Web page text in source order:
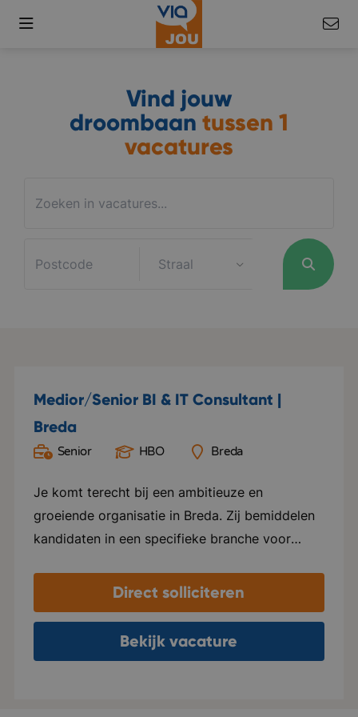
Vind jouw
droombaan tussen 1
vacatures
Medior/Senior BI & IT Consultant |
Breda
Senior HBO Breda
Je komt terecht bij een ambitieuze en
groeiende organisatie in Breda. Zij bemiddelen
kandidaten in een specifieke branche voor
voorop en mede daardoor zijn zij uitgegroeid
tot een bekende speler in hun vakgebied.
Daarnaast organiseren ze unieke en
toonaangevende evenementen voor hun
Direct solliciteren
Bekijk vacature